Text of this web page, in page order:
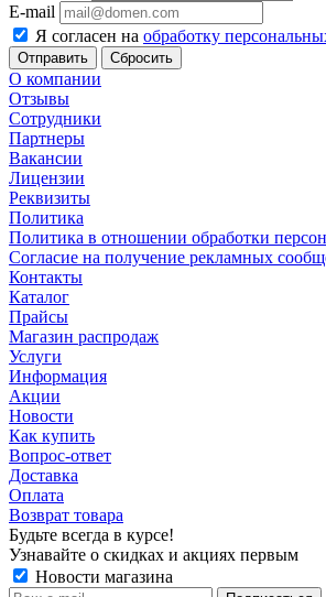
E-mail
Я согласен на обработку
Сбросить
О компании
Отзывы
Сотрудники
Партнеры
Вакансии
Лицензии
Реквизиты
Политика
Политика в отношении обработки
Согласие на получение рекламных
Контакты
Каталог
Прайсы
Магазин распродаж
Услуги
Информация
Акции
Новости
Как купить
Вопрос-ответ
Доставка
Оплата
Возврат товара
Будьте всегда в курсе!
Узнавайте о скидках и акциях первым
Новости магазина